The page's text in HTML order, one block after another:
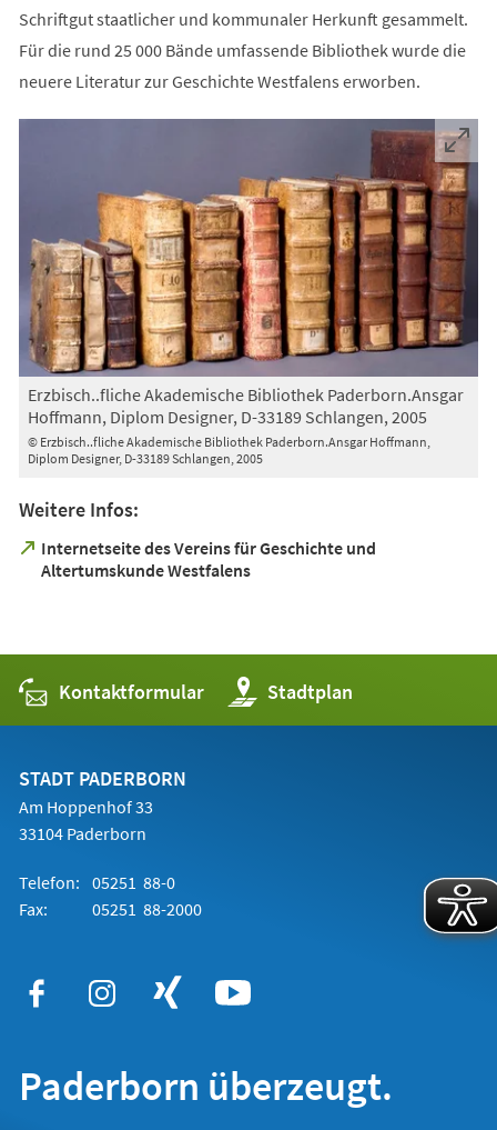
Schriftgut staatlicher und kommunaler Herkunft gesammelt.
Für die rund 25 000 Bände umfassende Bibliothek wurde die
neuere Literatur zur Geschichte Westfalens erworben.
© Erzbisch..fliche Akademische Bibliothek Paderborn.Ansgar Hoffmann,
Diplom Designer, D-33189 Schlangen, 2005
Erzbisch..fliche Akademische Bibliothek Paderborn.Ansgar
Hoffmann, Diplom Designer, D-33189 Schlangen, 2005
Weitere Infos:
Internetseite des Vereins für Geschichte und
Altertumskunde Westfalens
(Öffnet
Tab)
Kontaktformular Stadtplan
(Öffnet
in
einem
STADT PADERBORN
Am Hoppenhof 33
33104 Paderborn
Telefon: 05251 88-0
Fax:
05251 88-2000
Paderborn überzeugt.